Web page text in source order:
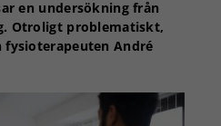
en undersökning från
Otroligt problematiskt,
fysioterapeuten André